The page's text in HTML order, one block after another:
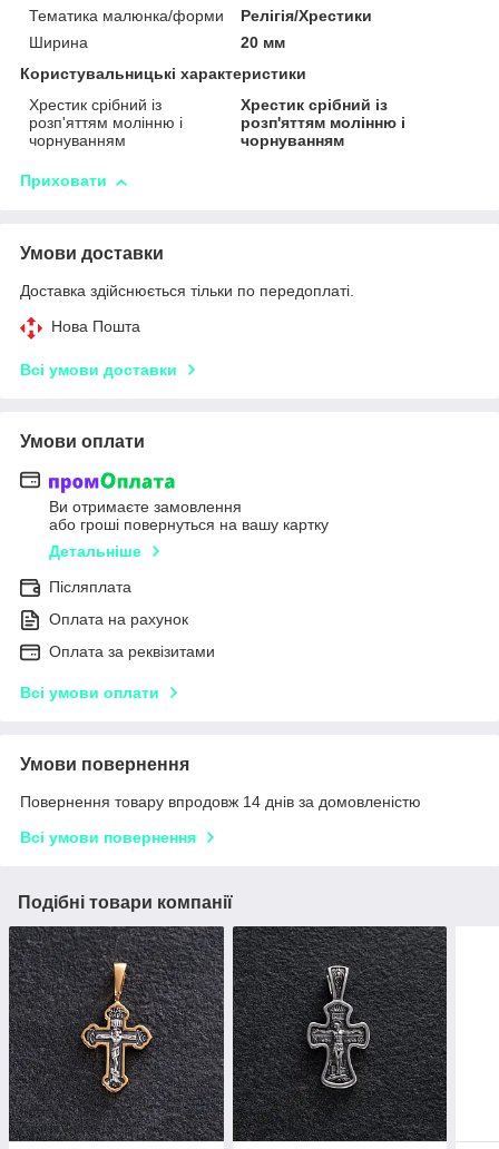
Тематика малюнка/форми
Релігія/Хрестики
Ширина
20 мм
Користувальницькі характеристики
Хрестик срібний із
розп'яттям молінню і
чорнуванням
Хрестик срібний із
розп'яттям молінню і
чорнуванням
Приховати
Умови доставки
Доставка здійснюється тільки по передоплаті.
Нова Пошта
Всі умови доставки
Умови оплати
Ви отримаєте замовлення
або гроші повернуться на вашу картку
Детальніше
Післяплата
Оплата на рахунок
Оплата за реквізитами
Всі умови оплати
Умови повернення
Повернення товару впродовж 14 днів за домовленістю
Всі умови повернення
Подібні товари компанії